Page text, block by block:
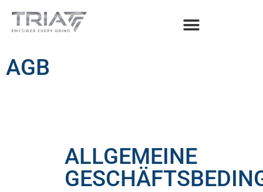
AGB
ALLGEMEINE